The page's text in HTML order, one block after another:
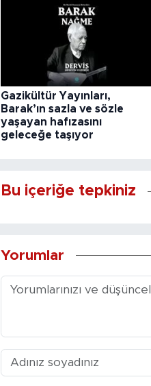
Gazikültür Yayınları,
Barak’ın sazla ve sözle
yaşayan hafızasını
geleceğe taşıyor
Bu içeriğe tepkiniz
Yorumlar